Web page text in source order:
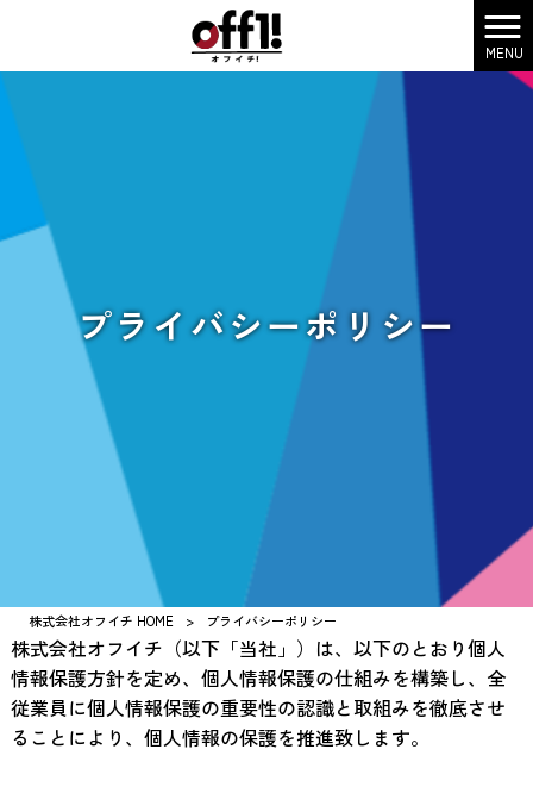
MENU
プライバシーポリシー
株式会社オフイチ HOME > プライバシーポリシー
株式会社オフイチ（以下「当社」）は、以下のとおり個人
情報保護方針を定め、個人情報保護の仕組みを構築し、全
従業員に個人情報保護の重要性の認識と取組みを徹底させ
ることにより、個人情報の保護を推進致します。